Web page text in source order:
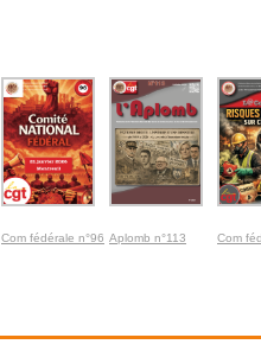
Com fédérale n°96 Aplomb n°113 Com